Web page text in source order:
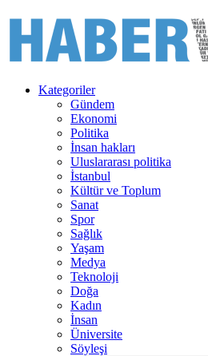
Kategoriler
Gündem
Ekonomi
Politika
İnsan hakları
Uluslararası politika
İstanbul
Kültür ve Toplum
Sanat
Spor
Sağlık
Yaşam
Medya
Teknoloji
Doğa
Kadın
İnsan
Üniversite
Söyleşi